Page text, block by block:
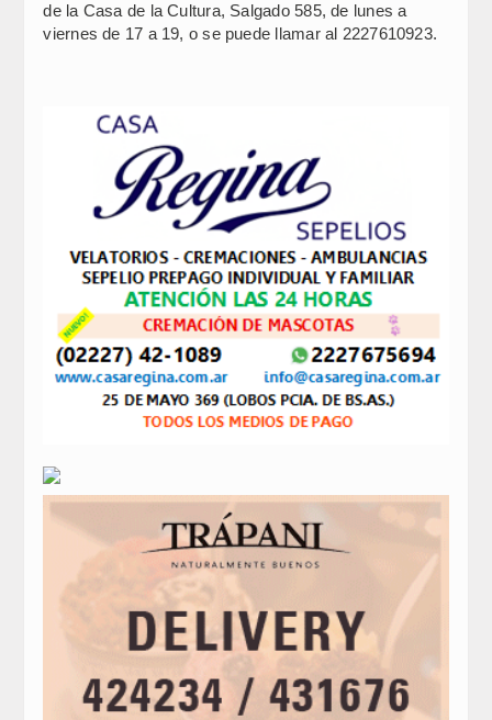
de la Casa de la Cultura, Salgado 585, de lunes a
viernes de 17 a 19, o se puede llamar al 2227610923.